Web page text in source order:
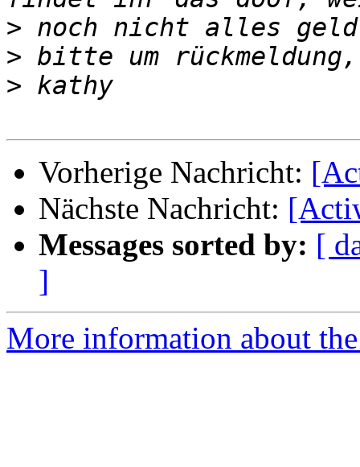
>
>
>
Vorherige Nachricht:
Nächste Nachricht:
Messages sorted by: [
]
More information about